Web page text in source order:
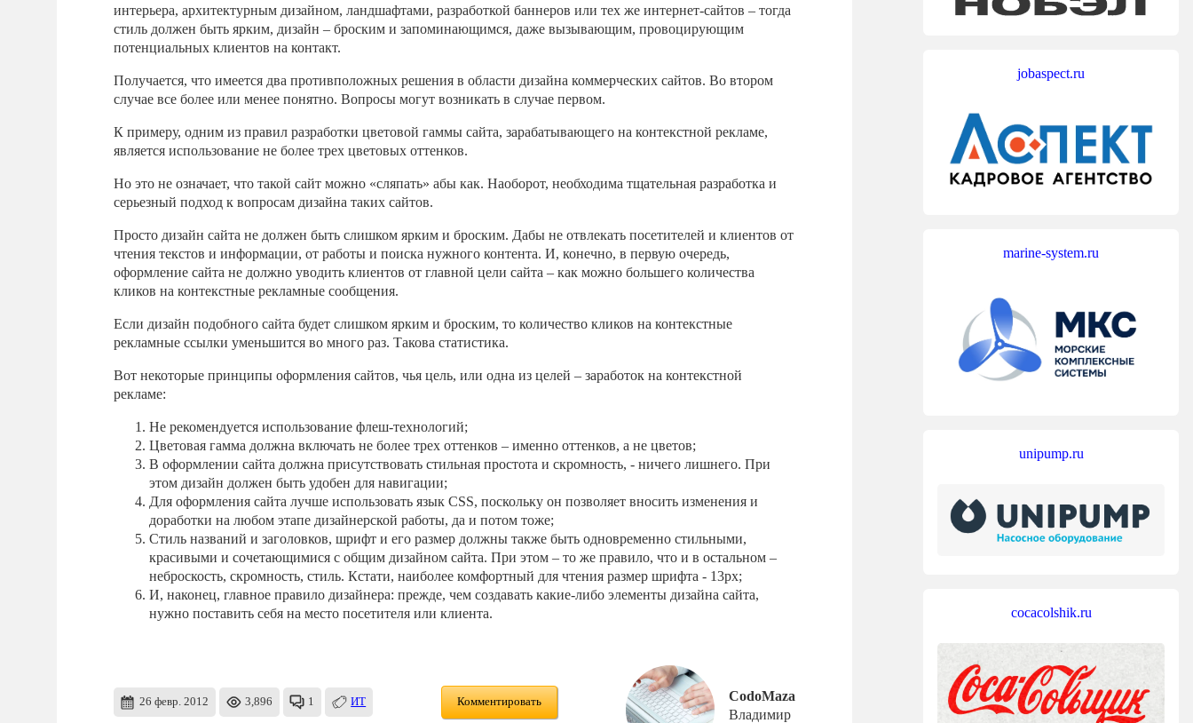
интерьера, архитектурным дизайном, ландшафтами, разработкой баннеров или тех же интернет-сайтов – тогда
стиль должен быть ярким, дизайн – броским и запоминающимся, даже вызывающим, провоцирующим
потенциальных клиентов на контакт.
Получается, что имеется два противположных решения в области дизайна коммерческих сайтов. Во втором
случае все более или менее понятно. Вопросы могут возникать в случае первом.
К примеру, одним из правил разработки цветовой гаммы сайта, зарабатывающего на контекстной рекламе,
является использование не более трех цветовых оттенков.
Но это не означает, что такой сайт можно «сляпать» абы как. Наоборот, необходима тщательная разработка и
серьезный подход к вопросам дизайна таких сайтов.
Просто дизайн сайта не должен быть слишком ярким и броским. Дабы не отвлекать посетителей и клиентов от
чтения текстов и информации, от работы и поиска нужного контента. И, конечно, в первую очередь,
оформление сайта не должно уводить клиентов от главной цели сайта – как можно большего количества
кликов на контекстные рекламные сообщения.
Если дизайн подобного сайта будет слишком ярким и броским, то количество кликов на контекстные
рекламные ссылки уменьшится во много раз. Такова статистика.
Вот некоторые принципы оформления сайтов, чья цель, или одна из целей – заработок на контекстной
рекламе:
Не рекомендуется использование флеш-технологий;
Цветовая гамма должна включать не более трех оттенков – именно оттенков, а не цветов;
В оформлении сайта должна присутствовать стильная простота и скромность, - ничего лишнего. При
этом дизайн должен быть удобен для навигации;
Для оформления сайта лучше использовать язык CSS, поскольку он позволяет вносить изменения и
доработки на любом этапе дизайнерской работы, да и потом тоже;
Стиль названий и заголовков, шрифт и его размер должны также быть одновременно стильными,
красивыми и сочетающимися с общим дизайном сайта. При этом – то же правило, что и в остальном –
неброскость, скромность, стиль. Кстати, наиболее комфортный для чтения размер шрифта - 13px;
И, наконец, главное правило дизайнера: прежде, чем создавать какие-либо элементы дизайна сайта,
нужно поставить себя на место посетителя или клиента.
26 февр. 2012 3,896 1 ИТ Комментировать
CodoMaza
Владимир
jobaspect.ru
marine-system.ru
unipump.ru
cocacolshik.ru